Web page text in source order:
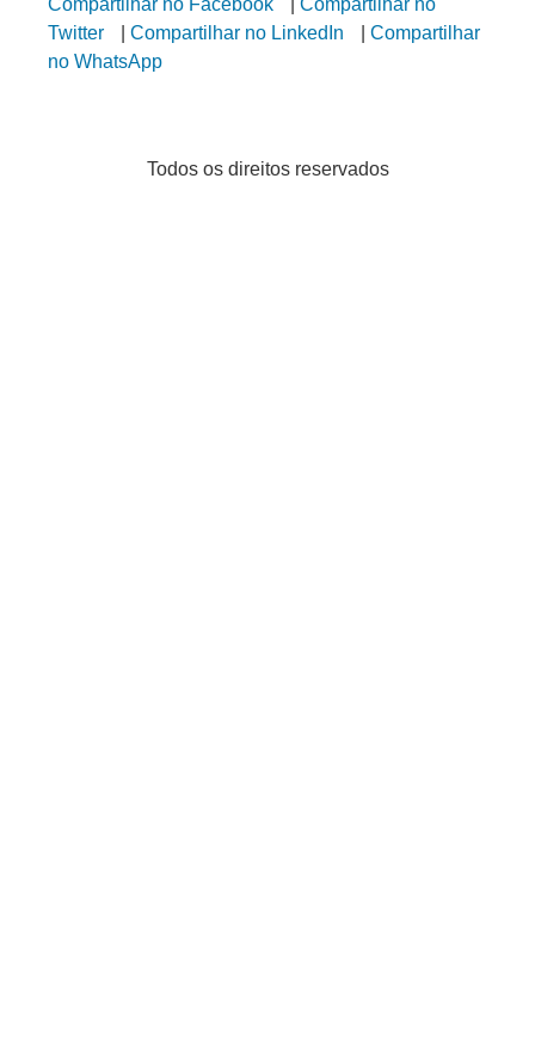
Compartilhar no Facebook | Compartilhar no
Twitter
| Compartilhar no LinkedIn | Compartilhar
no WhatsApp
Todos os direitos reservados